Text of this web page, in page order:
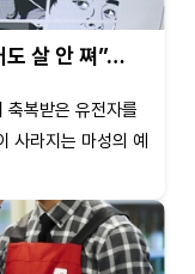
도 살 안 쪄”…
복받은 유전자를
사라지는 마성의 예